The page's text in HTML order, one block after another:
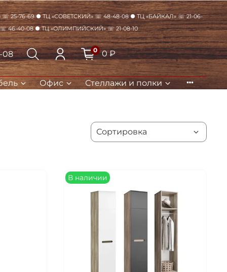
25-76-69 ● ТЦ «Советский» ☏ 48-48-08 ● ТЦ «Байкал» ☏ 21-06-
46-40-08 ● ТЦ «Олимпийский» ☏ 21-08-10
08 0 0 ₽
Офис
Стеллажи и полки
В наличии